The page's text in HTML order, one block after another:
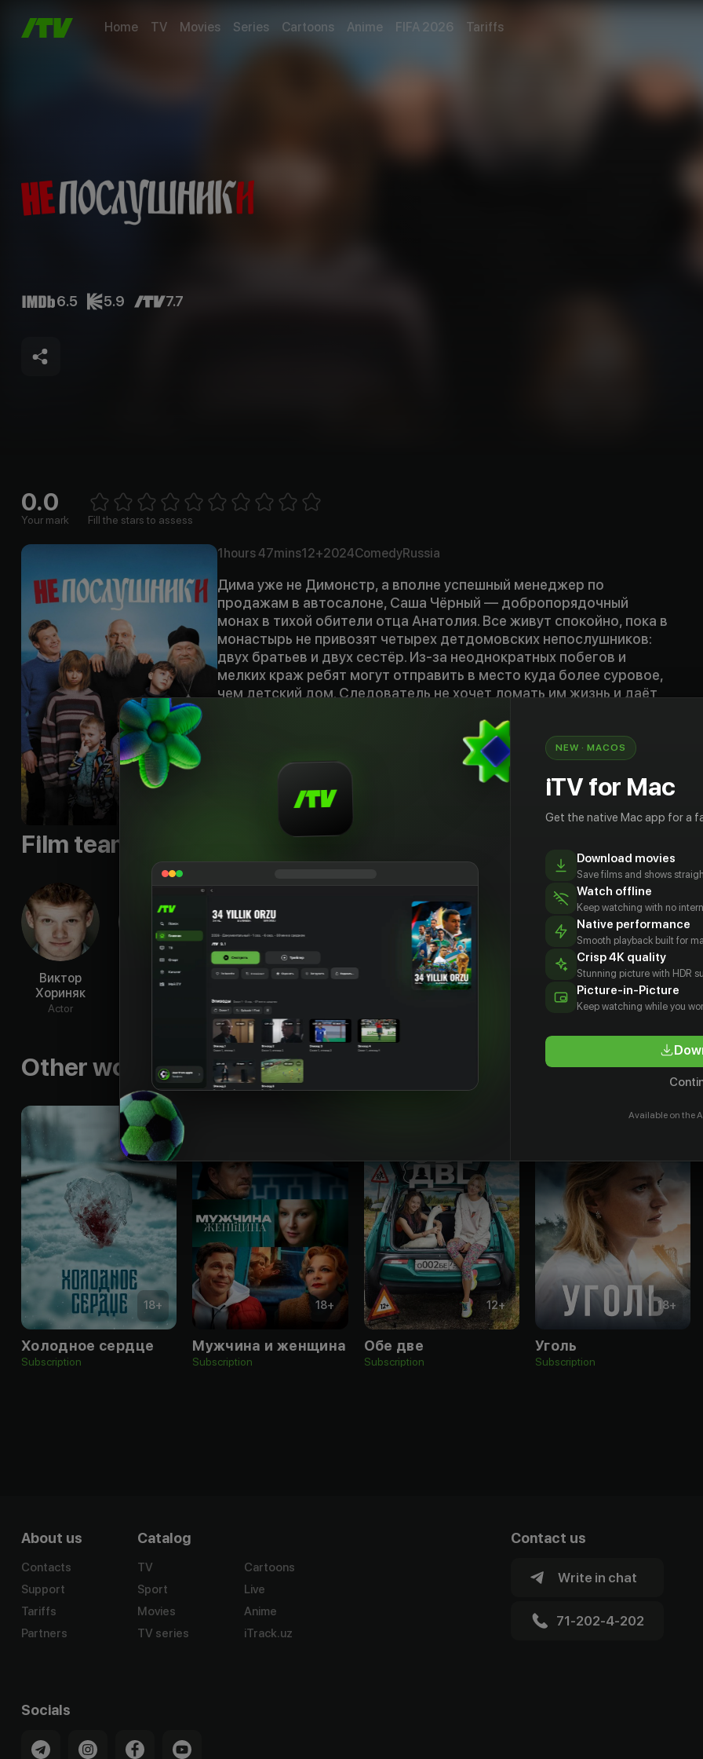
Home TV Movies Series Cartoons Anime FIFA 2026 Tariffs
6.5 5.9 7.7
0.0
Your mark 1 Star2 Stars3 Stars4 Stars5 Stars
Fill the stars to assess
1hours47mins12+2024ComedyRussia
Дима уже не Димонстр, а вполне успешный менеджер по
продажам в автосалоне, Саша Чёрный — добропорядочный
монах в тихой обители отца Анатолия. Все живут спокойно, пока в
монастырь не привозят четырех детдомовских непослушников:
двух братьев и двух сестёр. Из-за неоднократных побегов и
мелких краж ребят могут отправить в место куда более суровое,
чем детский дом. Следователь не хочет ломать им жизнь и даёт
тому удалось перевоспитать Димонстра и Сашу Чёрного, то и
HD
Film team
Виктор
Хориняк
Actor
Юрий
Гоша
Actor
Екатерина
Никита
Конкин
Клагиш
Федор
Скальский
Actor
Other works by the director
18+
Холодное сердце
Subscription
18+
Мужчина и женщина
Subscription
12+
Обе две
Subscription
18+
Уголь
Subscription
About us
Contacts
Support
Tariffs
Partners
Catalog
TV
Sport
Movies
TV series
Cartoons
Live
Anime
iTrack.uz
Contact us
Write in chat
71-202-4-202
Socials
NEW · MACOS
iTV for Mac
Get the native Mac app for a
Download movies
Save films and shows
Watch offline
Keep watching with no
Native performance
Smooth playback built for
Crisp 4K quality
Stunning picture with HDR
Picture-in-Picture
Keep watching while you
Available on the